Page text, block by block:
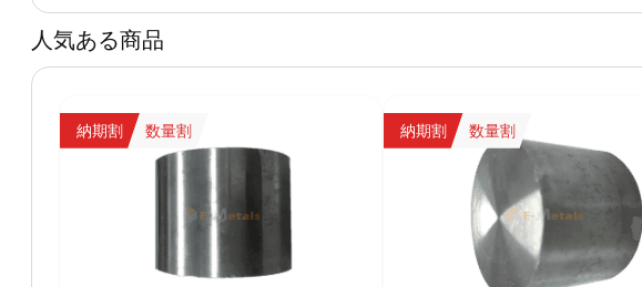
人気ある商品
納期割 数量割 納期割 数量割